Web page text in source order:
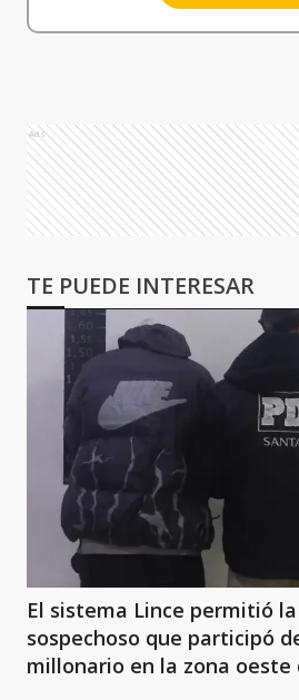
Ads
TE PUEDE INTERESAR
El sistema Lince permitió
sospechoso que participó
millonario en la zona oeste